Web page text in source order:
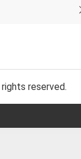
reserved.